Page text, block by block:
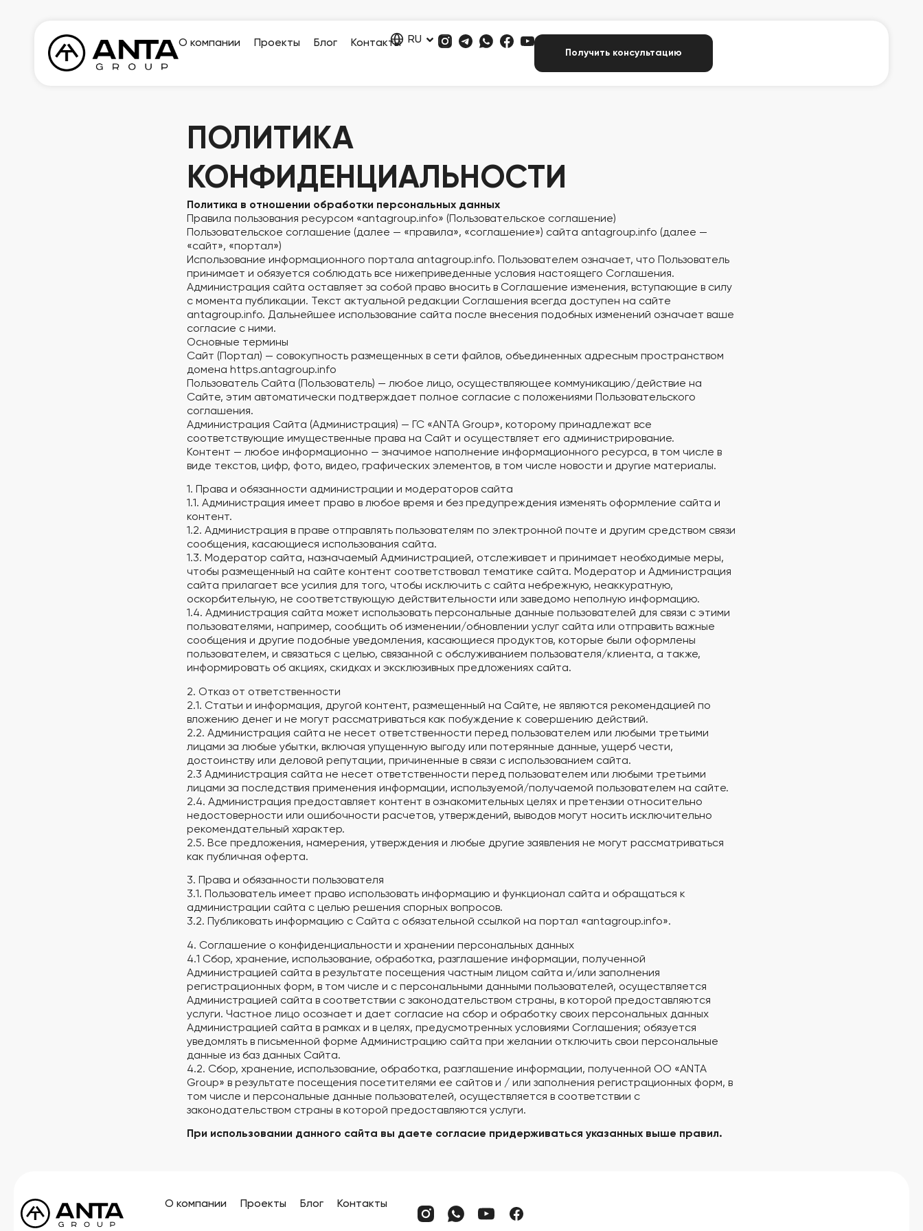
О компании Проекты Блог Контакты RU
Получить консультацию
ПОЛИТИКА
КОНФИДЕНЦИАЛЬНОСТИ
Политика в отношении обработки персональных данных
Правила пользования ресурсом «antagroup.info» (Пользовательское соглашение)
Пользовательское соглашение (далее — «правила», «соглашение») сайта antagroup.info (далее —
«сайт», «портал»)
Использование информационного портала antagroup.info. Пользователем означает, что Пользователь
принимает и обязуется соблюдать все нижеприведенные условия настоящего Соглашения.
Администрация сайта оставляет за собой право вносить в Соглашение изменения, вступающие в силу
с момента публикации. Текст актуальной редакции Соглашения всегда доступен на сайте
antagroup.info. Дальнейшее использование сайта после внесения подобных изменений означает ваше
согласие с ними.
Основные термины
Сайт (Портал) — совокупность размещенных в сети файлов, объединенных адресным пространством
домена https.antagroup.info
Пользователь Сайта (Пользователь) — любое лицо, осуществляющее коммуникацию/действие на
Сайте, этим автоматически подтверждает полное согласие с положениями Пользовательского
соглашения.
Администрация Сайта (Администрация) — ГС «ANTA Group», которому принадлежат все
соответствующие имущественные права на Сайт и осуществляет его администрирование.
Контент — любое информационно — значимое наполнение информационного ресурса, в том числе в
виде текстов, цифр, фото, видео, графических элементов, в том числе новости и другие материалы.
1. Права и обязанности администрации и модераторов сайта
1.1. Администрация имеет право в любое время и без предупреждения изменять оформление сайта и
контент.
1.2. Администрация в праве отправлять пользователям по электронной почте и другим средством связи
сообщения, касающиеся использования сайта.
1.3. Модератор сайта, назначаемый Администрацией, отслеживает и принимает необходимые меры,
чтобы размещенный на сайте контент соответствовал тематике сайта. Модератор и Администрация
сайта прилагает все усилия для того, чтобы исключить с сайта небрежную, неаккуратную,
оскорбительную, не соответствующую действительности или заведомо неполную информацию.
1.4. Администрация сайта может использовать персональные данные пользователей для связи с этими
пользователями, например, сообщить об изменении/обновлении услуг сайта или отправить важные
сообщения и другие подобные уведомления, касающиеся продуктов, которые были оформлены
пользователем, и связаться с целью, связанной с обслуживанием пользователя/клиента, а также,
информировать об акциях, скидках и эксклюзивных предложениях сайта.
2. Отказ от ответственности
2.1. Статьи и информация, другой контент, размещенный на Сайте, не являются рекомендацией по
вложению денег и не могут рассматриваться как побуждение к совершению действий.
2.2. Администрация сайта не несет ответственности перед пользователем или любыми третьими
лицами за любые убытки, включая упущенную выгоду или потерянные данные, ущерб чести,
достоинству или деловой репутации, причиненные в связи с использованием сайта.
2.3 Администрация сайта не несет ответственности перед пользователем или любыми третьими
лицами за последствия применения информации, используемой/получаемой пользователем на сайте.
2.4. Администрация предоставляет контент в ознакомительных целях и претензии относительно
недостоверности или ошибочности расчетов, утверждений, выводов могут носить исключительно
рекомендательный характер.
2.5. Все предложения, намерения, утверждения и любые другие заявления не могут рассматриваться
как публичная оферта.
3. Права и обязанности пользователя
3.1. Пользователь имеет право использовать информацию и функционал сайта и обращаться к
администрации сайта с целью решения спорных вопросов.
3.2. Публиковать информацию с Сайта с обязательной ссылкой на портал «antagroup.info».
4. Соглашение о конфиденциальности и хранении персональных данных
4.1 Сбор, хранение, использование, обработка, разглашение информации, полученной
Администрацией сайта в результате посещения частным лицом сайта и/или заполнения
регистрационных форм, в том числе и с персональными данными пользователей, осуществляется
Администрацией сайта в соответствии с законодательством страны, в которой предоставляются
услуги. Частное лицо осознает и дает согласие на сбор и обработку своих персональных данных
Администрацией сайта в рамках и в целях, предусмотренных условиями Соглашения; обязуется
уведомлять в письменной форме Администрацию сайта при желании отключить свои персональные
данные из баз данных Сайта.
4.2. Сбор, хранение, использование, обработка, разглашение информации, полученной ОО «ANTA
Group» в результате посещения посетителями ее сайтов и / или заполнения регистрационных форм, в
том числе и персональные данные пользователей, осуществляется в соответствии с
законодательством страны в которой предоставляются услуги.
При использовании данного сайта вы даете согласие придерживаться указанных выше правил.
О компании Проекты Блог Контакты